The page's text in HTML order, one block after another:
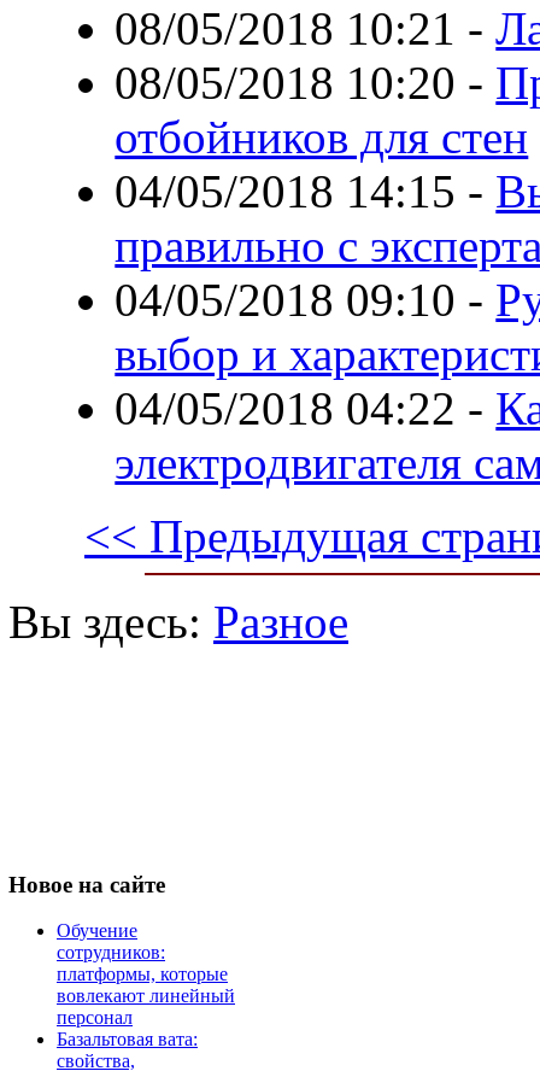
08/05/2018 10:21 -
08/05/2018 10:20 -
отбойников для стен
04/05/2018 14:15 -
правильно с
04/05/2018 09:10 -
выбор и
04/05/2018 04:22 -
электродвигателя
<< Предыдущая
Вы здесь: Разное
Новое на сайте
Обучение
сотрудников:
платформы, которые
вовлекают линейный
персонал
Базальтовая вата:
свойства,